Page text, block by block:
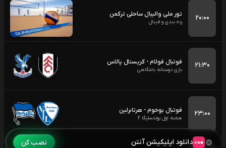
۲۰:۰۰ تور ملی والیبال ساحلی ترکمن
رده بندی و فینال
۲۱:۳۰ فوتبال فولام - کریستال پالاس
بازی دوستانه باشگاهی
۲۳:۰۰ فوتبال بوخوم - هرتابرلین
هفته اول بوندسلیگا 2
دانلود اپلیکیشن آنتن نصب کن